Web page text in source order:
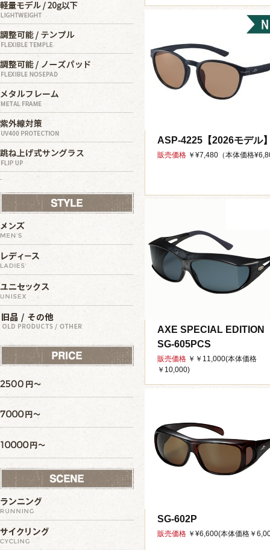
.
ASP-4225【2026モデル
販売価格 ￥¥7,480（本体価格
AXE SPECIAL EDITION
SG-605PCS
販売価格 ￥￥11,000(本体価格
￥10,000)
SG-602P
販売価格 ￥¥6,600(本体価格￥